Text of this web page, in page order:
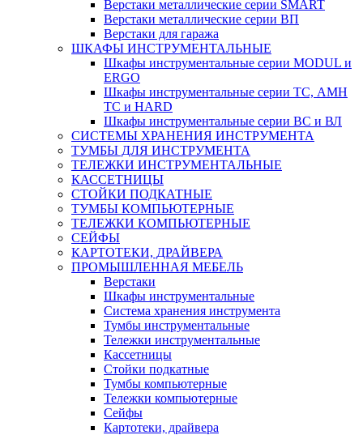
Верстаки металлические серии SMART
Верстаки металлические серии ВП
Верстаки для гаража
ШКАФЫ ИНСТРУМЕНТАЛЬНЫЕ
Шкафы инструментальные серии MODUL и
ERGO
Шкафы инструментальные серии ТС, АМН
ТС и HARD
Шкафы инструментальные серии ВС и ВЛ
СИСТЕМЫ ХРАНЕНИЯ ИНСТРУМЕНТА
ТУМБЫ ДЛЯ ИНСТРУМЕНТА
ТЕЛЕЖКИ ИНСТРУМЕНТАЛЬНЫЕ
КАССЕТНИЦЫ
СТОЙКИ ПОДКАТНЫЕ
ТУМБЫ КОМПЬЮТЕРНЫЕ
ТЕЛЕЖКИ КОМПЬЮТЕРНЫЕ
СЕЙФЫ
КАРТОТЕКИ, ДРАЙВЕРА
ПРОМЫШЛЕННАЯ МЕБЕЛЬ
Верстаки
Шкафы инструментальные
Система хранения инструмента
Тумбы инструментальные
Тележки инструментальные
Кассетницы
Стойки подкатные
Тумбы компьютерные
Тележки компьютерные
Сейфы
Картотеки, драйвера